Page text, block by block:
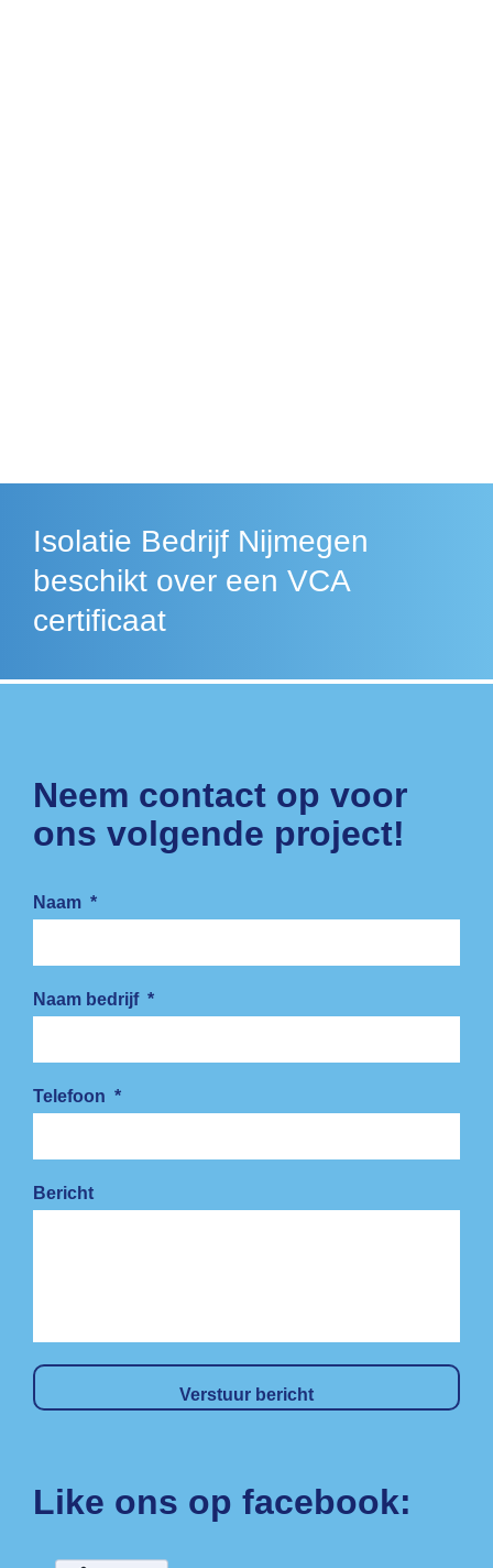
Isolatie Bedrijf Nijmegen
beschikt over een VCA
certificaat
Neem contact op voor
ons volgende project!
Naam *
Naam bedrijf *
Telefoon *
Bericht
Like ons op facebook: